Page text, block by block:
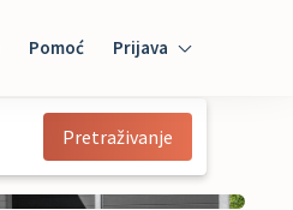
Pomoć Prijava
Mybooking
Pretraživanje